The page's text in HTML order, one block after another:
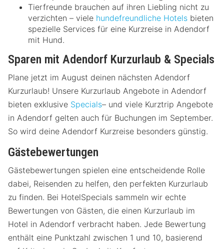
Tierfreunde brauchen auf ihren Liebling nicht zu
verzichten – viele hundefreundliche Hotels bieten
spezielle Services für eine Kurzreise in Adendorf
mit Hund.
Sparen mit Adendorf Kurzurlaub & Specials
Plane jetzt im August deinen nächsten Adendorf
Kurzurlaub! Unsere Kurzurlaub Angebote in Adendorf
bieten exklusive Specials– und viele Kurztrip Angebote
in Adendorf gelten auch für Buchungen im September.
So wird deine Adendorf Kurzreise besonders günstig.
Gästebewertungen
Gästebewertungen spielen eine entscheidende Rolle
dabei, Reisenden zu helfen, den perfekten Kurzurlaub
zu finden. Bei HotelSpecials sammeln wir echte
Bewertungen von Gästen, die einen Kurzurlaub im
Hotel in Adendorf verbracht haben. Jede Bewertung
enthält eine Punktzahl zwischen 1 und 10, basierend